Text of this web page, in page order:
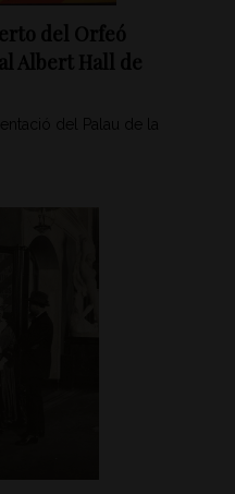
del Orfeó
Albert Hall de
del Palau de la